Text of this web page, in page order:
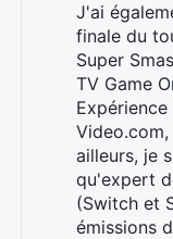
J'ai
finale du
Super
TV Game
Video.com,
ailleurs, je
qu'expert
(Switch et
émissions